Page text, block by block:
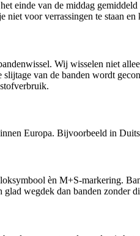
einde van de middag
niet voor verrassingen te staan
Wij wisselen niet
van de banden wordt
Europa. Bijvoorbeeld in
èn M+S-markering.
glad wegdek dan banden zonder